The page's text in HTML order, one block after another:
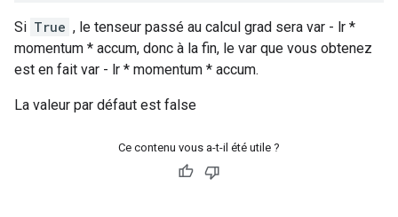
Si True , le tenseur passé au calcul grad sera var - lr *
momentum * accum, donc à la fin, le var que vous obtenez
est en fait var - lr * momentum * accum.
La valeur par défaut est false
Ce contenu vous a-t-il été utile ?